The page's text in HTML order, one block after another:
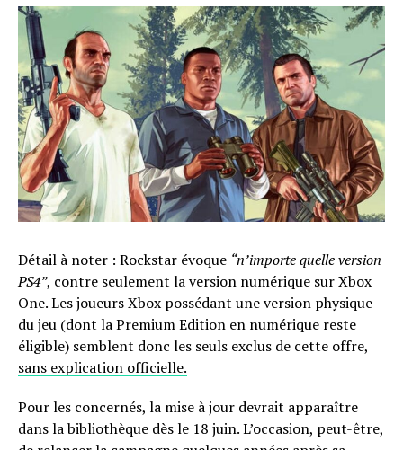
Détail à noter : Rockstar évoque “n’importe quelle version
PS4”, contre seulement la version numérique sur Xbox
One. Les joueurs Xbox possédant une version physique
du jeu (dont la Premium Edition en numérique reste
éligible) semblent donc les seuls exclus de cette offre,
sans explication officielle.
Pour les concernés, la mise à jour devrait apparaître
dans la bibliothèque dès le 18 juin. L’occasion, peut-être,